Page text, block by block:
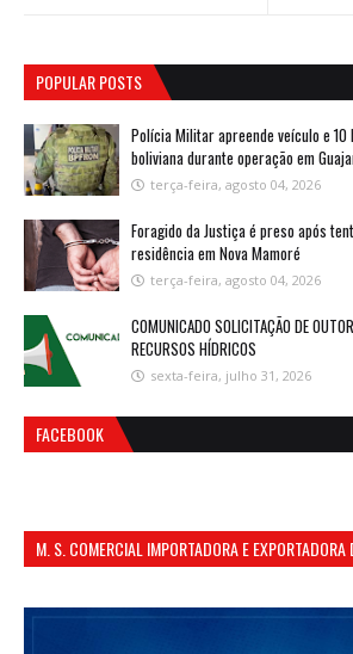
POPULAR POSTS
Polícia Militar apreende veículo e
boliviana durante operação em
terça-feira, agosto 04, 2026
Foragido da Justiça é preso após
residência em Nova Mamoré
terça-feira, agosto 04, 2026
COMUNICADO SOLICITAÇÃO DE
RECURSOS HÍDRICOS
sexta-feira, julho 31, 2026
FACEBOOK
M. S. COMERCIAL IMPORTADORA E